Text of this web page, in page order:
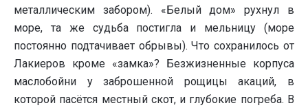
металлическим забором). «Белый дом» рухнул в
море, та же судьба постигла и мельницу (море
постоянно подтачивает обрывы). Что сохранилось от
Лакиеров кроме «замка»? Безжизненные корпуса
маслобойни у заброшенной рощицы акаций, в
которой пасётся местный скот, и глубокие погреба. В